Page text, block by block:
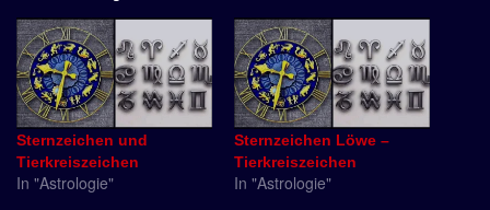
Sternzeichen und
Tierkreiszeichen
In "Astrologie"
Sternzeichen Löwe –
Tierkreiszeichen
In "Astrologie"